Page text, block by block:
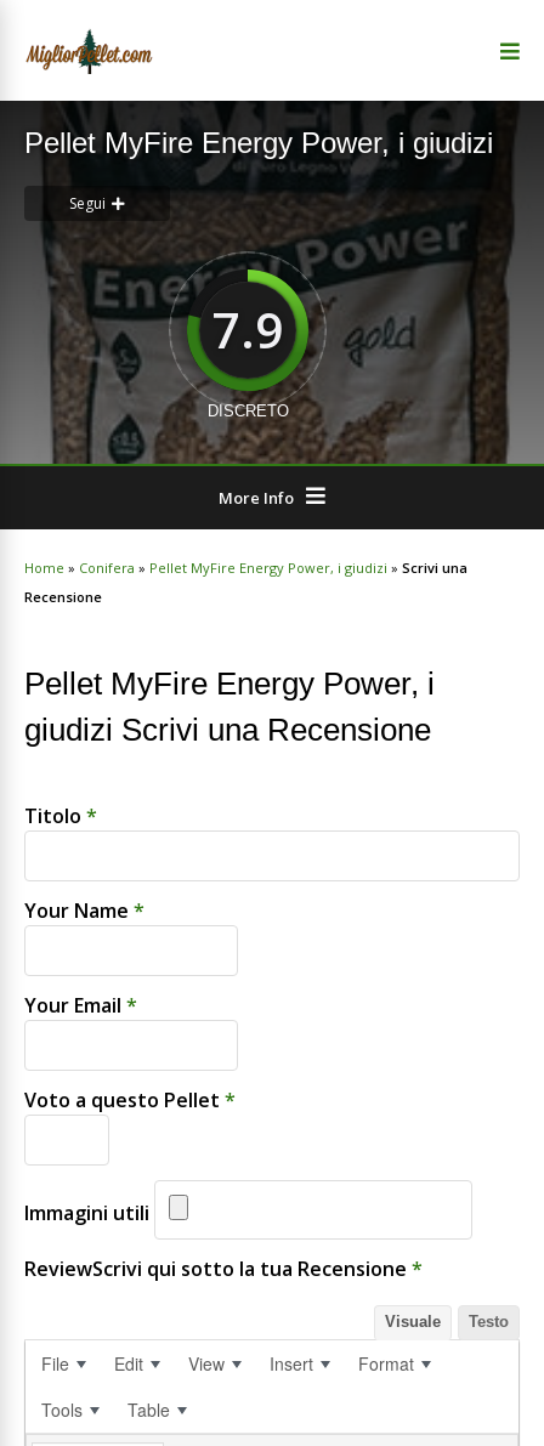
Pellet MyFire Energy Power, i giudizi
Segui
7.9
DISCRETO
More Info
Home » Conifera » Pellet MyFire Energy Power, i giudizi » Scrivi una
Recensione
Pellet MyFire Energy Power, i
giudizi Scrivi una Recensione
Titolo *
Your Name *
Your Email *
Voto a questo Pellet *
Immagini utili
ReviewScrivi qui sotto la tua Recensione *
Visuale Testo
File Edit View Insert
Format
Tools
Table